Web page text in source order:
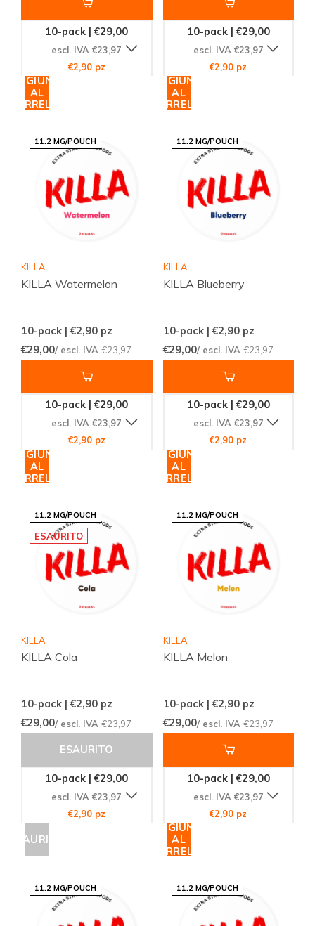
10-pack | €29,00
escl. IVA €23,97
€2,90 pz
AGGIUNGI
AL
CARRELLO
10-pack | €29,00
escl. IVA €23,97
€2,90 pz
AGGIUNGI
AL
CARRELLO
11.2 MG/POUCH
KILLA
KILLA Watermelon
10-pack | €2,90 pz
€29,00/ escl. IVA €23,97
10-pack | €29,00
escl. IVA €23,97
€2,90 pz
AGGIUNGI
AL
CARRELLO
11.2 MG/POUCH
KILLA
KILLA Blueberry
10-pack | €2,90pz
€29,00/ escl. IVA €23,97
10-pack | €29,00
escl. IVA €23,97
€2,90 pz
AGGIUNGI
AL
CARRELLO
11.2 MG/POUCH
ESAURITO
KILLA
KILLA Cola
10-pack | €2,90 pz
€29,00/ escl. IVA €23,97
ESAURITO
10-pack | €29,00
escl. IVA €23,97
€2,90 pz
ESAURITO
11.2 MG/POUCH
KILLA
KILLA Melon
10-pack | €2,90pz
€29,00/ escl. IVA €23,97
10-pack | €29,00
escl. IVA €23,97
€2,90 pz
AGGIUNGI
AL
CARRELLO
11.2 MG/POUCH 11.2 MG/POUCH